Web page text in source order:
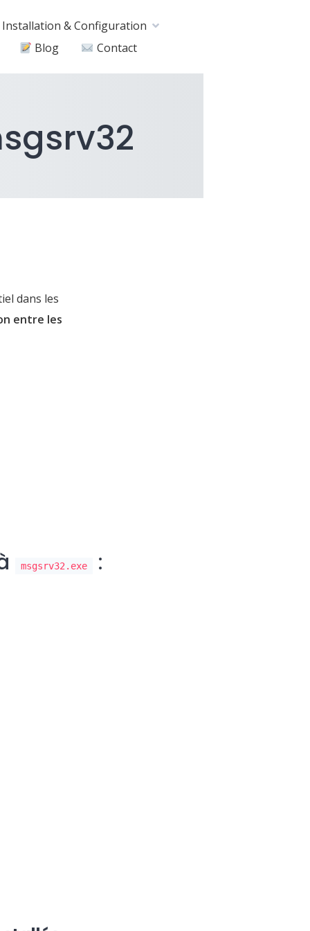
Installation & Configuration
Blog Contact
dans les
entre les
msgsrv32.exe :